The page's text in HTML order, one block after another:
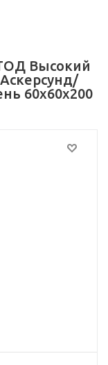
Высокий
60x60x200